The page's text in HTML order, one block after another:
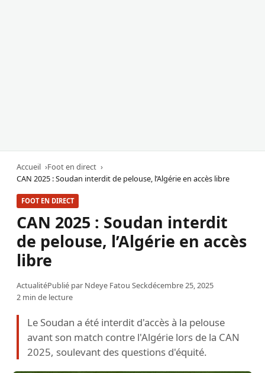
Accueil
Foot en direct
CAN 2025 : Soudan interdit de pelouse, l’Algérie en accès libre
FOOT EN DIRECT
CAN 2025 : Soudan interdit
de pelouse, l’Algérie en accès
libre
ActualitéPublié par Ndeye Fatou Seckdécembre 25, 2025
2 min de lecture
Le Soudan a été interdit d'accès à la pelouse
avant son match contre l'Algérie lors de la CAN
2025, soulevant des questions d'équité.